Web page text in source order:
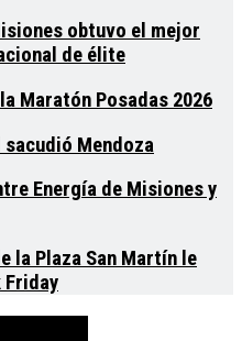
obtuvo el mejor
de élite
Maratón Posadas 2026
sacudió Mendoza
Energía de Misiones y
la Plaza San Martín le
Friday